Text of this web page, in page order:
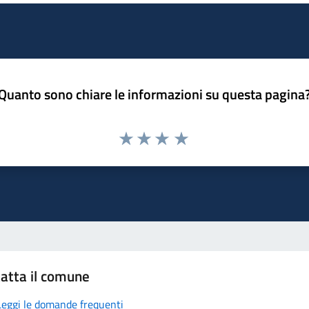
sono chiare le informazioni su questa
il comune
le domande frequenti